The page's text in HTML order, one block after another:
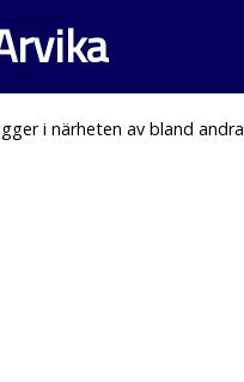
i närheten av bland